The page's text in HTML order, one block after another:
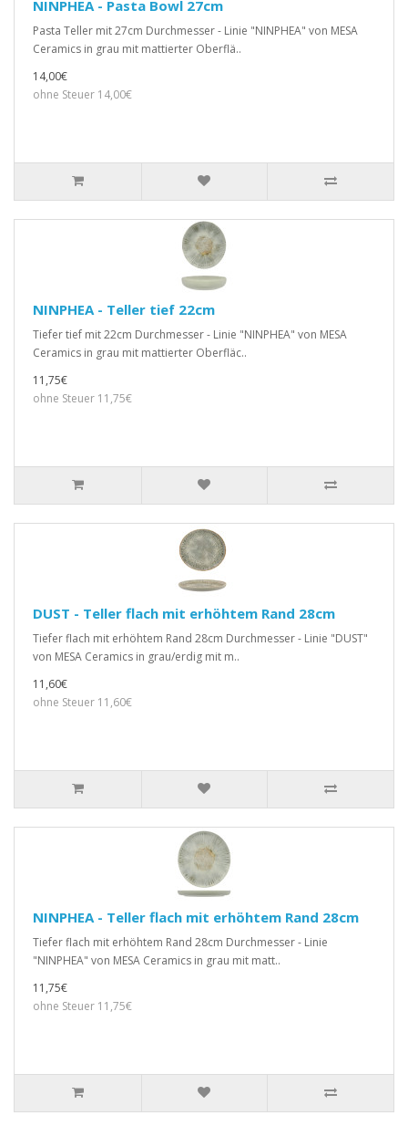
NINPHEA - Pasta Bowl 27cm
Pasta Teller mit 27cm Durchmesser - Linie "NINPHEA" von MESA
Ceramics in grau mit mattierter Oberflä..
14,00€
ohne Steuer 14,00€
NINPHEA - Teller tief 22cm
Tiefer tief mit 22cm Durchmesser - Linie "NINPHEA" von MESA
Ceramics in grau mit mattierter Oberfläc..
11,75€
ohne Steuer 11,75€
DUST - Teller flach mit erhöhtem Rand 28cm
Tiefer flach mit erhöhtem Rand 28cm Durchmesser - Linie "DUST"
von MESA Ceramics in grau/erdig mit m..
11,60€
ohne Steuer 11,60€
NINPHEA - Teller flach mit erhöhtem Rand 28cm
Tiefer flach mit erhöhtem Rand 28cm Durchmesser - Linie
"NINPHEA" von MESA Ceramics in grau mit matt..
11,75€
ohne Steuer 11,75€